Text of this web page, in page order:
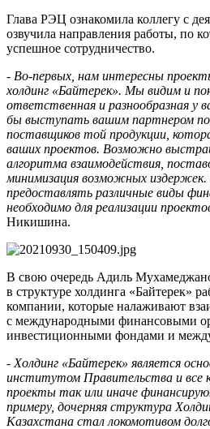
Глава РЭЦ ознакомила коллегу с
озвучила направления работы, по
успешное сотрудничество.
- Во-первых, нам интересны
холдинг «Байтерек». Мы видим и
ответственная и разнообразная у
бы выступать вашим партнером по
поставщиков той продукции,
ваших проектов. Возможно
алгоритма взаимодействия,
минимизация возможных
предоставлять различные виды
необходимо для реализации
Никишина.
В свою очередь Адиль
в структуре холдинга «Байтерек»
компании, которые налаживают
с международными финансовыми
инвестиционными фондами и
- Холдинг «Байтерек» является
институтом Правительства и все
проекты так или иначе
примеру, дочерняя структура
Казахстана стал локомотивом